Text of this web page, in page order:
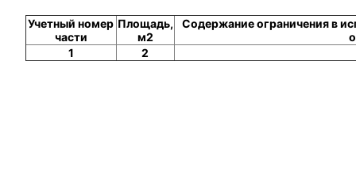
Учетный номер
части
Площадь,
м2
Содержание ограничения в
1
2